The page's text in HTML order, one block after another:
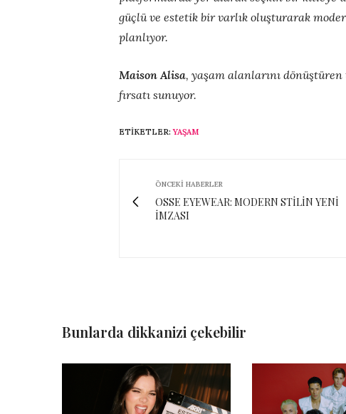
güçlü ve estetik bir varlık oluşturarak
planlıyor.
Maison Alisa, yaşam alanlarını
fırsatı sunuyor.
ETIKETLER:YAŞAM
ÖNCEKI HABERLER
OSSE EYEWEAR: MODERN STİLİN YENİ
İMZASI
Bunlarda dikkanizi çekebilir